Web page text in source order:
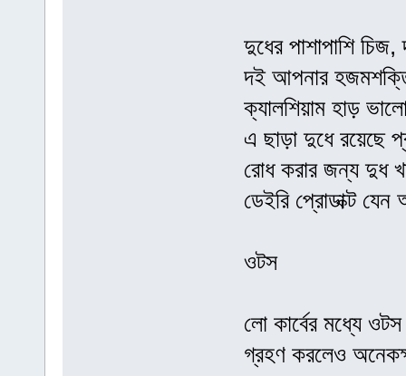
দুধের পাশাপাশি
দই আপনার
ক্যালশিয়াম হাড়
এ ছাড়া দুধে রয়েছে
রোধ করার জন্য দুধ
ডেইরি প্রোডাক্ট
ওটস
লো কার্বের মধ্যে
গ্রহণ করলেও